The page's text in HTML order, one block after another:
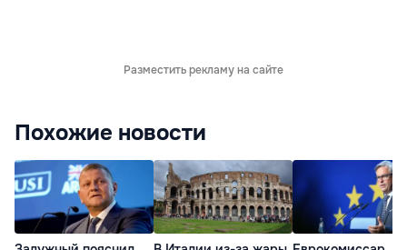
Разместить рекламу на сайте
Похожие новости